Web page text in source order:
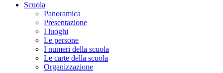
Scuola
Panoramica
Presentazione
I luoghi
Le persone
I numeri della scuola
Le carte della scuola
Organizzazione